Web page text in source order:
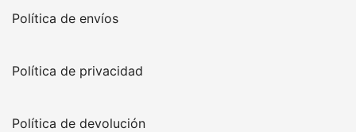
Política de envíos
Política de privacidad
Política de devolución